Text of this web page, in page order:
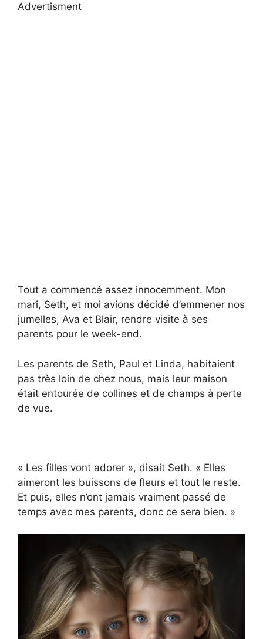
Advertisment
Tout a commencé assez innocemment. Mon
mari, Seth, et moi avions décidé d’emmener nos
jumelles, Ava et Blair, rendre visite à ses
parents pour le week-end.
Les parents de Seth, Paul et Linda, habitaient
pas très loin de chez nous, mais leur maison
était entourée de collines et de champs à perte
de vue.
« Les filles vont adorer », disait Seth. « Elles
aimeront les buissons de fleurs et tout le reste.
Et puis, elles n’ont jamais vraiment passé de
temps avec mes parents, donc ce sera bien. »